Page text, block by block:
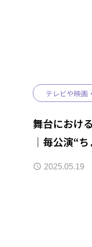
テレビや映画
舞台におけ
｜毎公演“
すために
2025.05.19